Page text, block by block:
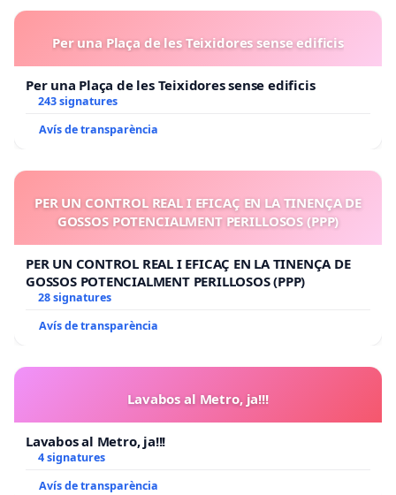
Per una Plaça de les Teixidores sense edificis
Per una Plaça de les Teixidores sense edificis
243 signatures
Avís de transparència
PER UN CONTROL REAL I EFICAÇ EN LA TINENÇA DE
GOSSOS POTENCIALMENT PERILLOSOS (PPP)
PER UN CONTROL REAL I EFICAÇ EN LA TINENÇA DE
GOSSOS POTENCIALMENT PERILLOSOS (PPP)
28 signatures
Avís de transparència
Lavabos al Metro, ja!!!
Lavabos al Metro, ja!!!
4 signatures
Avís de transparència